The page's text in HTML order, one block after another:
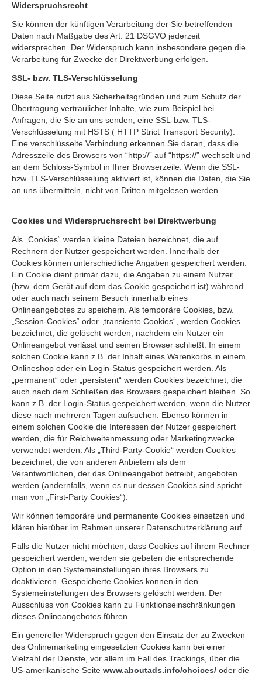
Widerspruchsrecht
Sie können der künftigen Verarbeitung der Sie betreffenden
Daten nach Maßgabe des Art. 21 DSGVO jederzeit
widersprechen. Der Widerspruch kann insbesondere gegen die
Verarbeitung für Zwecke der Direktwerbung erfolgen.
SSL- bzw. TLS-Verschlüsselung
Diese Seite nutzt aus Sicherheitsgründen und zum Schutz der
Übertragung vertraulicher Inhalte, wie zum Beispiel bei
Anfragen, die Sie an uns senden, eine SSL-bzw. TLS-
Verschlüsselung mit HSTS ( HTTP Strict Transport Security).
Eine verschlüsselte Verbindung erkennen Sie daran, dass die
Adresszeile des Browsers von “http://” auf “https://” wechselt und
an dem Schloss-Symbol in Ihrer Browserzeile. Wenn die SSL-
bzw. TLS-Verschlüsselung aktiviert ist, können die Daten, die Sie
an uns übermitteln, nicht von Dritten mitgelesen werden.
Cookies und Widerspruchsrecht bei Direktwerbung
Als „Cookies“ werden kleine Dateien bezeichnet, die auf
Rechnern der Nutzer gespeichert werden. Innerhalb der
Cookies können unterschiedliche Angaben gespeichert werden.
Ein Cookie dient primär dazu, die Angaben zu einem Nutzer
(bzw. dem Gerät auf dem das Cookie gespeichert ist) während
oder auch nach seinem Besuch innerhalb eines
Onlineangebotes zu speichern. Als temporäre Cookies, bzw.
„Session-Cookies“ oder „transiente Cookies“, werden Cookies
bezeichnet, die gelöscht werden, nachdem ein Nutzer ein
Onlineangebot verlässt und seinen Browser schließt. In einem
solchen Cookie kann z.B. der Inhalt eines Warenkorbs in einem
Onlineshop oder ein Login-Status gespeichert werden. Als
„permanent“ oder „persistent“ werden Cookies bezeichnet, die
auch nach dem Schließen des Browsers gespeichert bleiben. So
kann z.B. der Login-Status gespeichert werden, wenn die Nutzer
diese nach mehreren Tagen aufsuchen. Ebenso können in
einem solchen Cookie die Interessen der Nutzer gespeichert
werden, die für Reichweitenmessung oder Marketingzwecke
verwendet werden. Als „Third-Party-Cookie“ werden Cookies
bezeichnet, die von anderen Anbietern als dem
Verantwortlichen, der das Onlineangebot betreibt, angeboten
werden (andernfalls, wenn es nur dessen Cookies sind spricht
man von „First-Party Cookies“).
Wir können temporäre und permanente Cookies einsetzen und
klären hierüber im Rahmen unserer Datenschutzerklärung auf.
Falls die Nutzer nicht möchten, dass Cookies auf ihrem Rechner
gespeichert werden, werden sie gebeten die entsprechende
Option in den Systemeinstellungen ihres Browsers zu
deaktivieren. Gespeicherte Cookies können in den
Systemeinstellungen des Browsers gelöscht werden. Der
Ausschluss von Cookies kann zu Funktionseinschränkungen
dieses Onlineangebotes führen.
Ein genereller Widerspruch gegen den Einsatz der zu Zwecken
des Onlinemarketing eingesetzten Cookies kann bei einer
Vielzahl der Dienste, vor allem im Fall des Trackings, über die
US-amerikanische Seite www.aboutads.info/choices/ oder die